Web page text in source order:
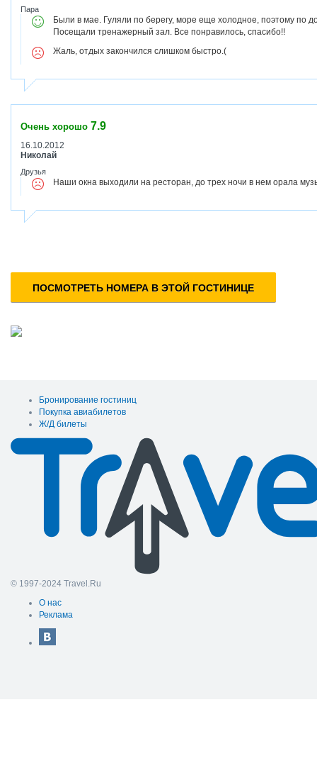
Пара
Были в мае. Гуляли по берегу, море еще холодное, поэтому по
Посещали тренажерный зал. Все понравилось, спасибо!!
Жаль, отдых закончился слишком быстро.(
Очень хорошо 7.9
16.10.2012
Николай
Друзья
Наши окна выходили на ресторан, до трех ночи в нем орала
ПОСМОТРЕТЬ НОМЕРА В ЭТОЙ ГОСТИНИЦЕ
Бронирование гостиниц
Покупка авиабилетов
Ж/Д билеты
© 1997-2024 Travel.Ru
О нас
Реклама